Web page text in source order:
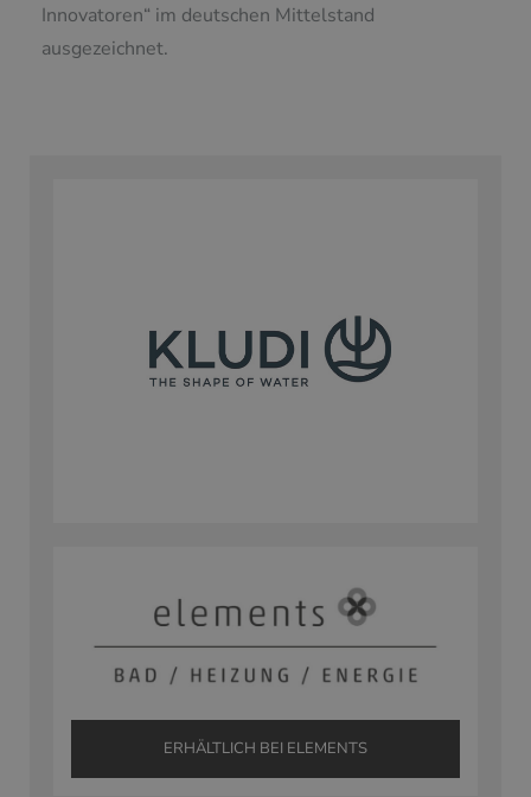
Innovatoren“ im deutschen Mittelstand
ausgezeichnet.
ERHÄLTLICH BEI ELEMENTS